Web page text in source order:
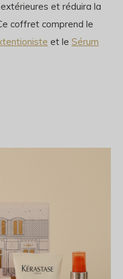
et réduira la
coffret comprend le
et le Sérum